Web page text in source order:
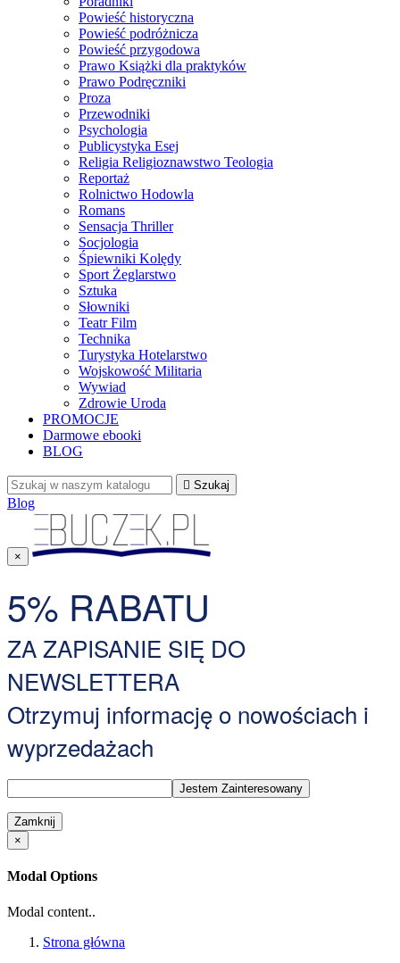
Powieść historyczna
Powieść podróżnicza
Powieść przygodowa
Prawo Książki dla praktyków
Prawo Podręczniki
Proza
Przewodniki
Psychologia
Publicystyka Esej
Religia Religioznawstwo Teologia
Reportaż
Rolnictwo Hodowla
Romans
Sensacja Thriller
Socjologia
Śpiewniki Kolędy
Sport Żeglarstwo
Sztuka
Słowniki
Teatr Film
Technika
Turystyka Hotelarstwo
Wojskowość Militaria
Wywiad
Zdrowie Uroda
PROMOCJE
Darmowe ebooki
BLOG
 Szukaj
Blog
×
5% RABATU
ZA ZAPISANIE SIĘ DO
NEWSLETTERA
Otrzymuj informację o nowościach i
wyprzedażach
Zamknij
×
Modal Options
Modal content..
Strona główna